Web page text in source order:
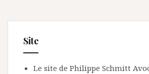
Site
Le site de Philippe Schmitt